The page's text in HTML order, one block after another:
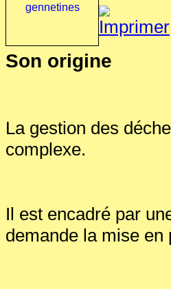
Son origine
La gestion des
complexe.
Il est encadré par
demande la mise en